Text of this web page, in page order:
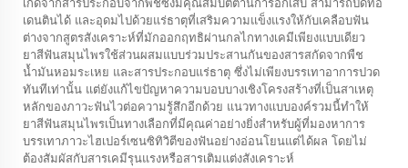
เดนตินได้ และอุดมไปด้วยแร่ธาตุที่เสริมความแข็งแรงให้กับเคลือบฟัน
ต่างจากสูตรสังเคราะห์ที่มักออกฤทธิผ่านกลไกทางเคมีเพียงแบบเดียว
ยาสีฟันสมุนไพรใช้ส่วนผสมแบบร่วมประสานกันของสารสกัดจากพืช
น้ำมันหอมระเหย และสารประกอบแร่ธาตุ ซึ่งไม่เพียงบรรเทาอาการปวด
ทันทีเท่านั้น แต่ยังแก้ไขปัญหาความบอบบางเชิงโครงสร้างที่เป็นสาเหตุ
หลักของภาวะฟันไวต่อความรู้สึกอีกด้วย แนวทางแบบองค์รวมนี้ทำให้
ยาสีฟันสมุนไพรเป็นทางเลือกที่มีคุณค่าอย่างยิ่งสำหรับผู้ที่มองหาการ
บรรเทาภาวะไฮเปอร์เซนซิทิวิตีของฟันอย่างอ่อนโยนแต่ได้ผล โดยไม่
ต้องสัมผัสกับสารเคมีรุนแรงหรือสารเติมแต่งสังเคราะห์